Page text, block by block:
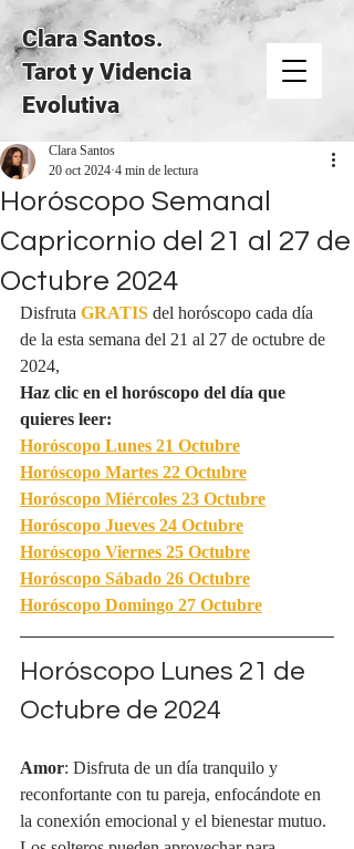
Clara Santos.
Tarot y Videncia
Evolutiva
Horóscopo Semanal
Capricornio del 21 al 27 de
Octubre 2024
Clara Santos
20 oct 20244 min de lectura
Disfruta GRATISdel horóscopo cada día
de la esta semana del 21 al 27 de octubre de
2024,
Haz clic en el horóscopo del día que
quieres leer:
Horóscopo Lunes 21 Octubre
Horóscopo Martes 22 Octubre
Horóscopo Miércoles 23 Octubre
Horóscopo Jueves 24 Octubre
Horóscopo Viernes 25 Octubre
Horóscopo Sábado 26 Octubre
Horóscopo Domingo 27 Octubre
Horóscopo Lunes 21 de
Octubre de 2024
Amor: Disfruta de un día tranquilo y
reconfortante con tu pareja, enfocándote en
la conexión emocional y el bienestar mutuo.